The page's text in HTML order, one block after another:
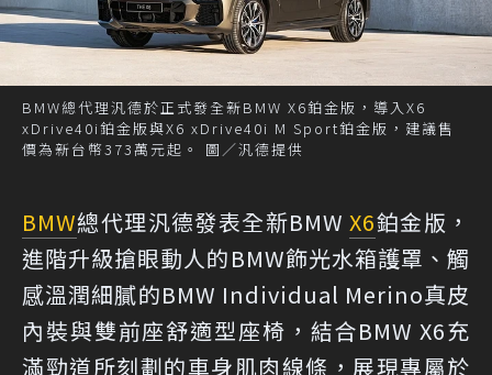
BMW總代理汎德於正式發全新BMW X6鉑金版，導入X6
xDrive40i鉑金版與X6 xDrive40i M Sport鉑金版，建議售
價為新台幣373萬元起。 圖／汎德提供
BMW總代理汎德發表全新BMWX6鉑金版，
進階升級搶眼動人的BMW飾光水箱護罩、觸
感溫潤細膩的BMW Individual Merino真皮
內裝與雙前座舒適型座椅，結合BMW X6充
滿勁道所刻劃的車身肌肉線條，展現專屬於